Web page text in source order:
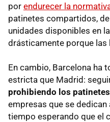
por endurecer la
patinetes compartidos,
unidades disponibles en
drásticamente porque las
En cambio, Barcelona ha
estricta que Madrid:
prohibiendo los
empresas que se
tiempo esperando que el